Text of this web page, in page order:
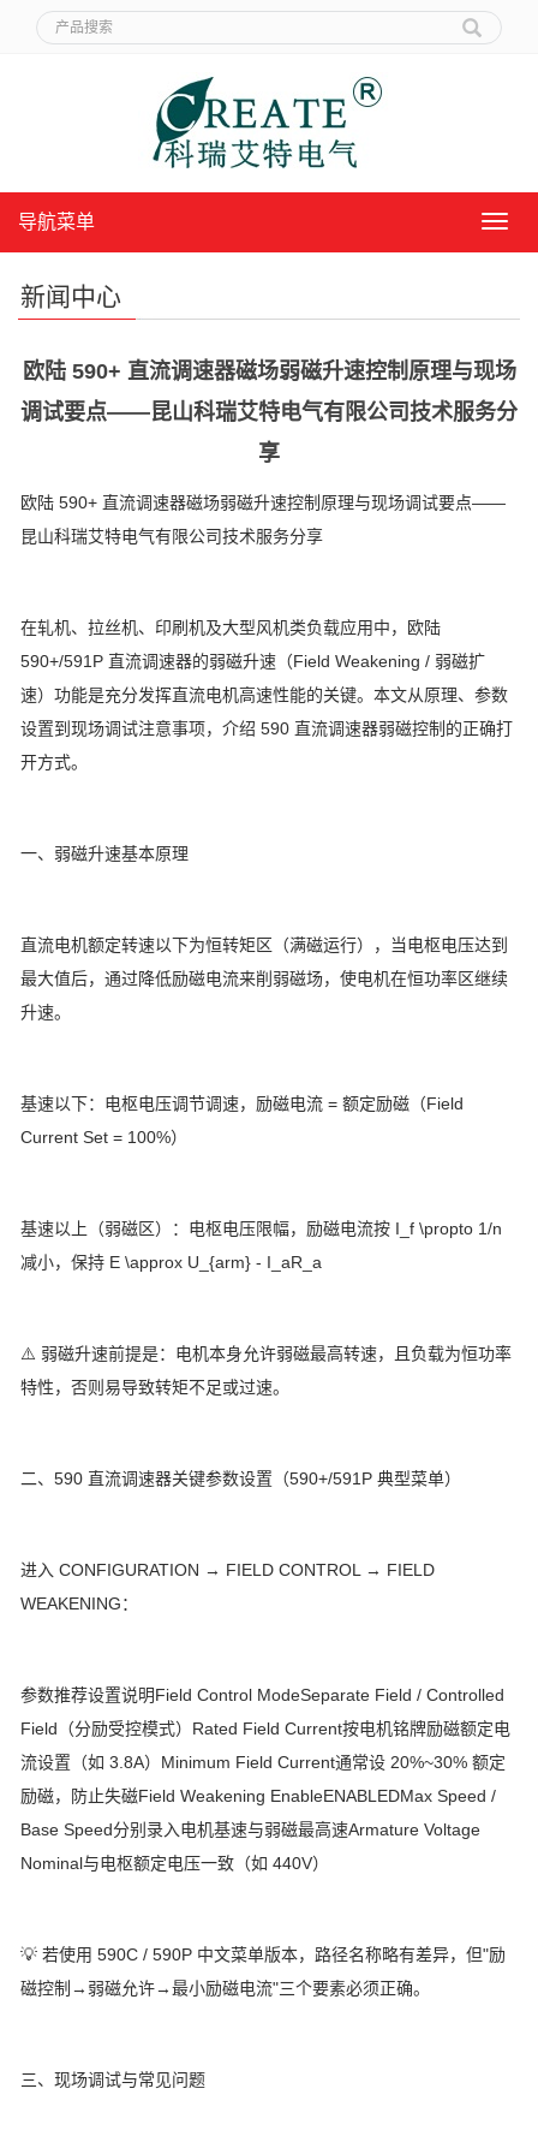
导
导航菜单
新闻中心
欧陆 590+ 直流调速器磁场弱磁升速控制原理与现场
调试要点——昆山科瑞艾特电气有限公司技术服务分
享
欧陆 590+ 直流调速器磁场弱磁升速控制原理与现场调试要点——
昆山科瑞艾特电气有限公司技术服务分享
在轧机、拉丝机、印刷机及大型风机类负载应用中，欧陆
590+/591P 直流调速器的弱磁升速（Field Weakening / 弱磁扩
速）功能是充分发挥直流电机高速性能的关键。本文从原理、参数
设置到现场调试注意事项，介绍 590 直流调速器弱磁控制的正确打
开方式。
一、弱磁升速基本原理
直流电机额定转速以下为恒转矩区（满磁运行），当电枢电压达到
最大值后，通过降低励磁电流来削弱磁场，使电机在恒功率区继续
升速。
基速以下：电枢电压调节调速，励磁电流 = 额定励磁（Field
Current Set = 100%）
基速以上（弱磁区）：电枢电压限幅，励磁电流按 I_f \propto 1/n
减小，保持 E \approx U_{arm} - I_aR_a
⚠️ 弱磁升速前提是：电机本身允许弱磁最高转速，且负载为恒功率
特性，否则易导致转矩不足或过速。
二、590 直流调速器关键参数设置（590+/591P 典型菜单）
进入 CONFIGURATION → FIELD CONTROL → FIELD
WEAKENING：
参数推荐设置说明Field Control ModeSeparate Field / Controlled
Field（分励受控模式）Rated Field Current按电机铭牌励磁额定电
流设置（如 3.8A）Minimum Field Current通常设 20%~30% 额定
励磁，防止失磁Field Weakening EnableENABLEDMax Speed /
Base Speed分别录入电机基速与弱磁最高速Armature Voltage
Nominal与电枢额定电压一致（如 440V）
💡 若使用 590C / 590P 中文菜单版本，路径名称略有差异，但"励
磁控制→弱磁允许→最小励磁电流"三个要素必须正确。
三、现场调试与常见问题